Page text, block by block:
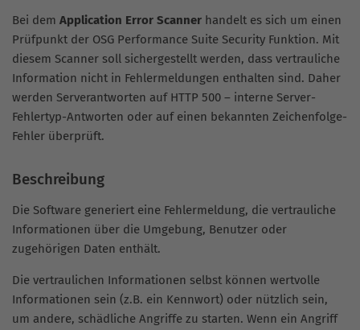
Bei dem Application Error Scanner handelt es sich um einen
Prüfpunkt der OSG Performance Suite Security Funktion. Mit
diesem Scanner soll sichergestellt werden, dass vertrauliche
Information nicht in Fehlermeldungen enthalten sind. Daher
werden Serverantworten auf HTTP 500 – interne Server-
Fehlertyp-Antworten oder auf einen bekannten Zeichenfolge-
Fehler überprüft.
Beschreibung
Die Software generiert eine Fehlermeldung, die vertrauliche
Informationen über die Umgebung, Benutzer oder
zugehörigen Daten enthält.
Die vertraulichen Informationen selbst können wertvolle
Informationen sein (z.B. ein Kennwort) oder nützlich sein,
um andere, schädliche Angriffe zu starten. Wenn ein Angriff